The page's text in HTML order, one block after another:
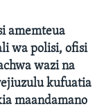
amemteua
wa polisi, ofisi
wazi na
kufuatia
maandamano